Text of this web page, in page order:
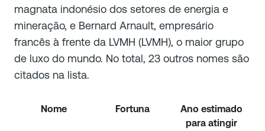
magnata indonésio dos setores de energia e
mineração, e Bernard Arnault, empresário
francês à frente da LVMH (LVMH), o maior grupo
de luxo do mundo. No total, 23 outros nomes são
citados na lista.
Nome Fortuna
Ano estimado
para atingir